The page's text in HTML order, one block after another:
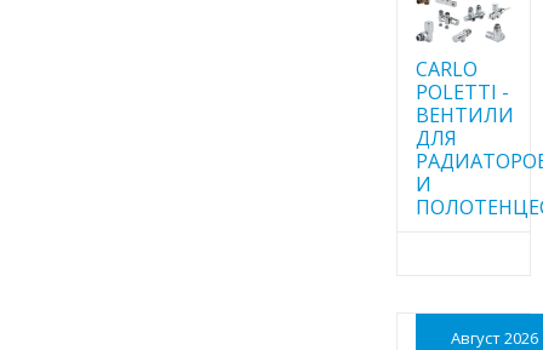
CARLO
POLETTI -
ВЕНТИЛИ
ДЛЯ
И
Август 2026